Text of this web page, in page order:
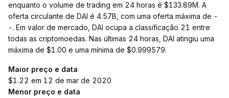
enquanto o volume de trading em 24 horas é $133.89M. A
oferta circulante de DAI é 4.57B, com uma oferta máxima de -
-. Em valor de mercado, DAI ocupa a classificação 21 entre
todas as criptomoedas. Nas últimas 24 horas, DAI atingiu uma
máxima de $1.00 e uma mínima de $0.999579.
Maior preço e data
$1.22 em 12 de mar de 2020
Menor preço e data